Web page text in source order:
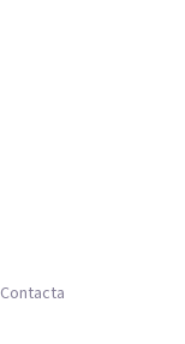
Contacta